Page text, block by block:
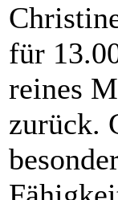
für
reines
zurück.